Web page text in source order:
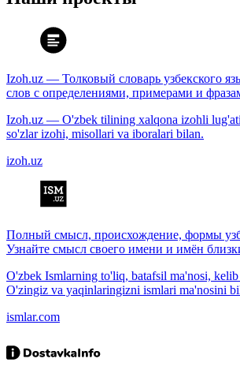
Izoh.uz — Толковый словарь узбекского
слов с определениями, примерами и
Izoh.uz — O'zbek tilining xalqona izohli
so'zlar izohi, misollari va iboralari bilan.
izoh.uz
Полный смысл, происхождение, формы
Узнайте смысл своего имени и имён
O'zbek Ismlarning to'liq, batafsil ma'nosi,
O'zingiz va yaqinlaringizni ismlari ma'nosini
ismlar.com